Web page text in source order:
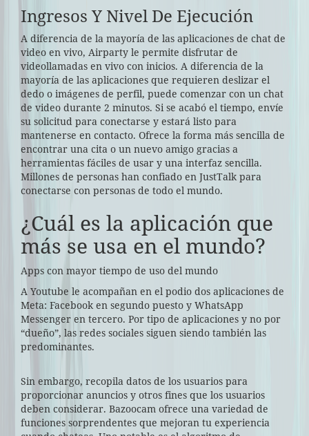
Ingresos Y Nivel De Ejecución
A diferencia de la mayoría de las aplicaciones de chat de
video en vivo, Airparty le permite disfrutar de
videollamadas en vivo con inicios. A diferencia de la
mayoría de las aplicaciones que requieren deslizar el
dedo o imágenes de perfil, puede comenzar con un chat
de video durante 2 minutos. Si se acabó el tiempo, envíe
su solicitud para conectarse y estará listo para
mantenerse en contacto. Ofrece la forma más sencilla de
encontrar una cita o un nuevo amigo gracias a
herramientas fáciles de usar y una interfaz sencilla.
Millones de personas han confiado en JustTalk para
conectarse con personas de todo el mundo.
¿Cuál es la aplicación que
más se usa en el mundo?
Apps con mayor tiempo de uso del mundo
A Youtube le acompañan en el podio dos aplicaciones de
Meta: Facebook en segundo puesto y WhatsApp
Messenger en tercero. Por tipo de aplicaciones y no por
“dueño”, las redes sociales siguen siendo también las
predominantes.
Sin embargo, recopila datos de los usuarios para
proporcionar anuncios y otros fines que los usuarios
deben considerar. Bazoocam ofrece una variedad de
funciones sorprendentes que mejoran tu experiencia